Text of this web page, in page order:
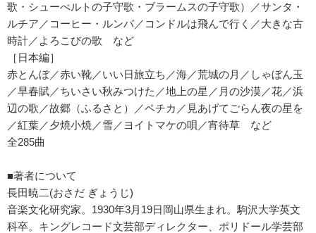
歌・シューべルトの子守歌・ブラームスの子守歌）／サンタ・
ルチア／コーヒー・ルンバ／コンドルは飛んで行く／大きな古
時計／よろこびの歌 など
［日本編］
赤とんぼ／赤い靴／いい日旅立ち／海／荒城の月／しゃぼん玉
／早春賦／ちいさい秋みつけた／地上の星／月の沙漠／花／浜
辺の歌／故郷（ふるさと）／ペチカ／見あげてごらん夜の星を
／紅葉／夕焼小焼／雪／ヨイトマケの唄／宵待草 など
全285曲
■著者について
長田暁二(おさだ ぎょうじ)
音楽文化研究家。1930年3月19日岡山県生まれ。駒沢大学英文
科卒。キングレコード文芸部ディレクター、ポリドール学芸部